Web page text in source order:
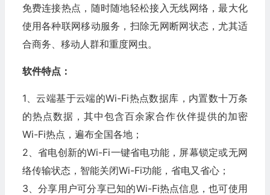
免费连接热点，随时随地轻松接入无线网络，最大化
使用各种联网移动服务，扫除无网断网状态，尤其适
合商务、移动人群和重度网虫。
软件特点：
1、云端基于云端的Wi-Fi热点数据库，内置数十万条
的热点数据，其中包含百余家合作伙伴提供的加密
Wi-Fi热点，遍布全国各地；
2、省电创新的Wi-Fi一键省电功能，屏幕锁定或无网
络传输状态，智能关闭Wi-Fi功能，省电又省心；
3、分享用户可分享已知的Wi-Fi热点信息，也可使用